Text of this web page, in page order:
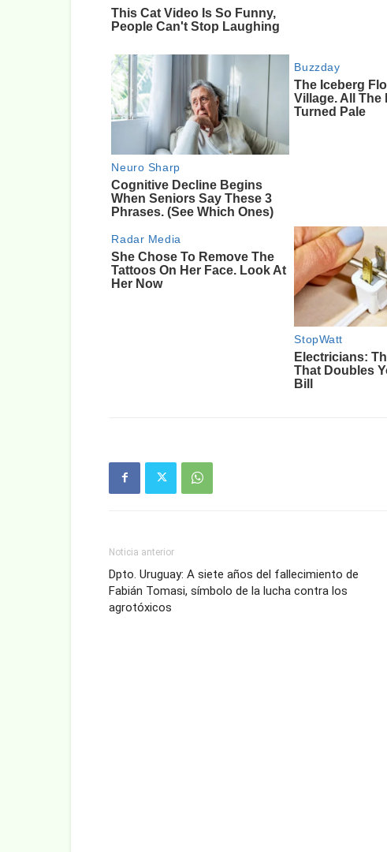
Noticia anterior
Dpto. Uruguay: A siete años del fallecimiento de
Fabián Tomasi, símbolo de la lucha contra los
agrotóxicos